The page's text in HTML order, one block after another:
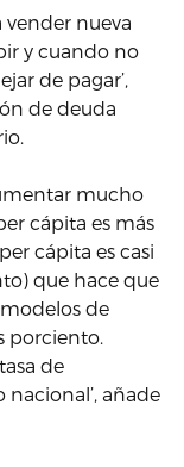
vender nueva
y cuando no
de pagar’,
de deuda
mucho
cápita es más
cápita es casi
que hace que
de
porciento.
de
añade